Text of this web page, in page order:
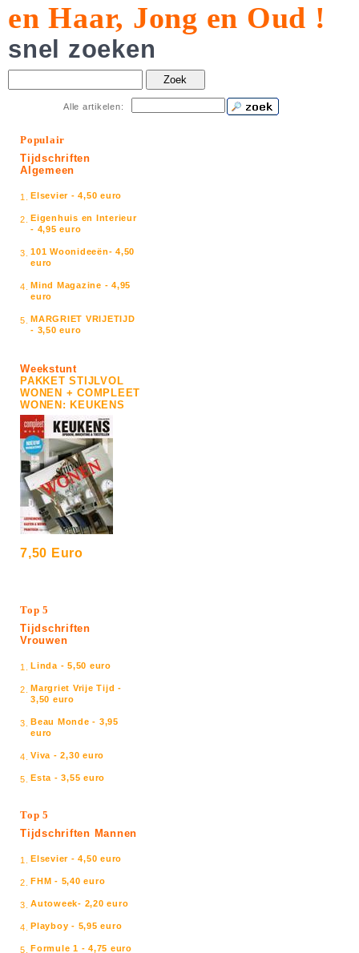
en Haar, Jong en Oud !
snel zoeken
Zoek
Alle artikelen:
Populair
Tijdschriften
Algemeen
1. Elsevier - 4,50 euro
2. Eigenhuis en Interieur
- 4,95 euro
3. 101 Woonideeën- 4,50
euro
4. Mind Magazine - 4,95
euro
5. MARGRIET VRIJETIJD
- 3,50 euro
Weekstunt
PAKKET STIJLVOL
WONEN + COMPLEET
WONEN: KEUKENS
7,50 Euro
Top 5
Tijdschriften
Vrouwen
1. Linda - 5,50 euro
2. Margriet Vrije Tijd -
3,50 euro
3. Beau Monde - 3,95
euro
4. Viva - 2,30 euro
5. Esta - 3,55 euro
Top 5
Tijdschriften Mannen
1. Elsevier - 4,50 euro
2. FHM - 5,40 euro
3. Autoweek- 2,20 euro
4. Playboy - 5,95 euro
5. Formule 1 - 4,75 euro